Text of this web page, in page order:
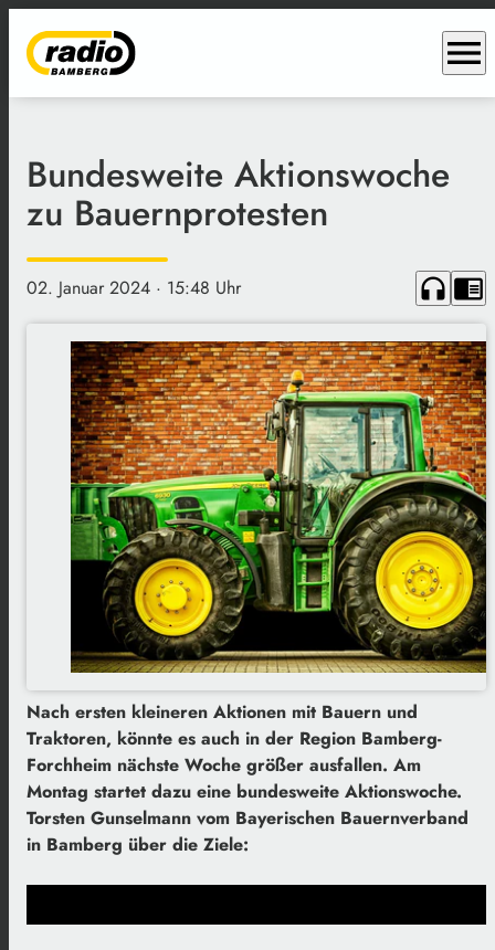
menu
Bundesweite Aktionswoche
zu Bauernprotesten
02. Januar 2024 · 15:48 Uhr headphones chrome_reader_mode
Nach ersten kleineren Aktionen mit Bauern und
Traktoren, könnte es auch in der Region Bamberg-
Forchheim nächste Woche größer ausfallen. Am
Montag startet dazu eine bundesweite Aktionswoche.
Torsten Gunselmann vom Bayerischen Bauernverband
in Bamberg über die Ziele: